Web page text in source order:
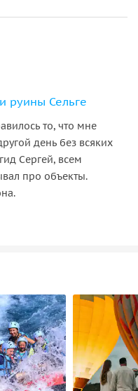
руины Сельге
то, что мне
день без всяких
Сергей, всем
про объекты.